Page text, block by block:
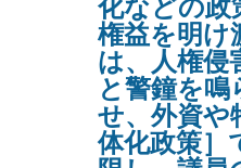
化などの政
権益を明け
は、人権侵
と警鐘を
せ、外資や
体化政策］